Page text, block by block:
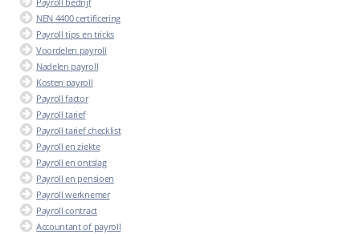
NEN 4400 certificering
Payroll tips en tricks
Voordelen payroll
Nadelen payroll
Kosten payroll
Payroll factor
Payroll tarief
Payroll tarief checklist
Payroll en ziekte
Payroll en ontslag
Payroll en pensioen
Payroll werknemer
Payroll contract
Accountant of payroll